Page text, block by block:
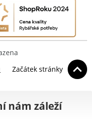
Začátek stránky
nám záleží